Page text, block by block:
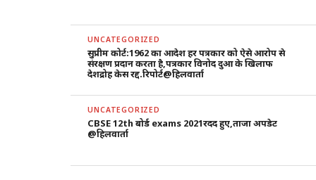
UNCATEGORIZED
सुप्रीम कोर्ट:1962 का आदेश हर पत्रकार को ऐसे आरोप से
संरक्षण प्रदान करता है,पत्रकार विनोद दुआ के खिलाफ
देशद्रोह केस रद्द.रिपोर्ट@हिलवार्ता
UNCATEGORIZED
CBSE 12th बोर्ड exams 2021रदद हुए,ताजा अपडेट
@हिलवार्ता